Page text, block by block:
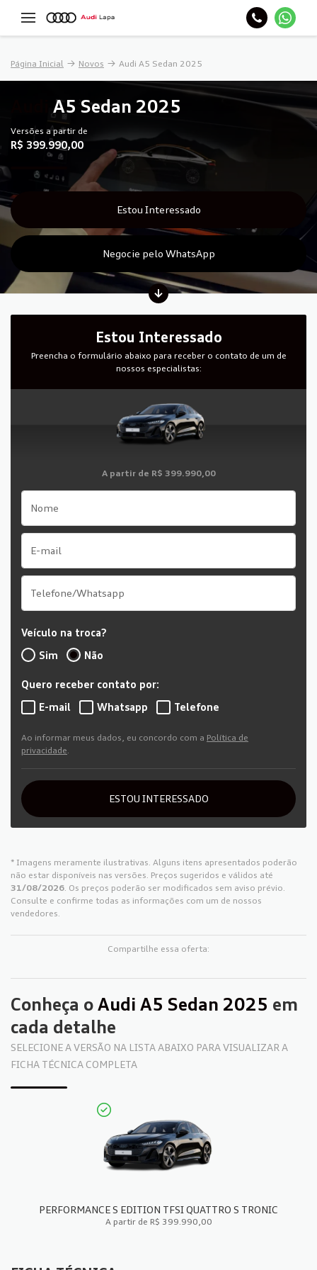
Página Inicial Novos Audi A5 Sedan 2025
A5 Sedan 2025
Versões a partir de
R$ 399.990,00
Estou Interessado
Negocie pelo WhatsApp
* Imagens meramente ilustrativas. Alguns itens apresentados poderão
não estar disponíveis nas versões. Preços sugeridos e válidos até
31/08/2026. Os preços poderão ser modificados sem aviso prévio.
Consulte e confirme todas as informações com um de nossos
vendedores.
Compartilhe essa oferta:
Estou Interessado
Preencha o formulário abaixo para receber o contato de um de
nossos especialistas:
A partir de R$ 399.990,00
Veículo na troca?
Sim
Não
Quero receber contato por:
E-mail
Whatsapp Telefone
Ao informar meus dados, eu concordo com a Política de
privacidade.
ESTOU INTERESSADO
Conheça o Audi A5 Sedan 2025 em
cada detalhe
SELECIONE A VERSÃO NA LISTA ABAIXO PARA VISUALIZAR A
FICHA TÉCNICA COMPLETA
PERFORMANCE S EDITION TFSI QUATTRO S TRONIC
A partir de R$ 399.990,00